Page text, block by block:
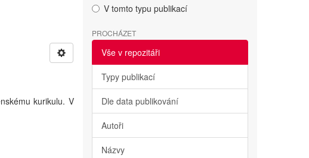
kurikulu. V
V tomto typu publikací
PROCHÁZET
Vše v repozitáři
Typy publikací
Dle data publikování
Autoři
Názvy